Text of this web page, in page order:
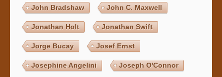
John Bradshaw John C. Maxwell
Jonathan Holt Jonathan Swift
Jorge Bucay Josef Ernst
Josephine Angelini Joseph O'Connor